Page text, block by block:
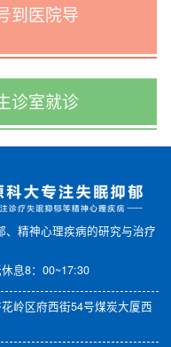
到医院导
诊室就诊
、精神心理疾病的研究与治疗
息8：00~17:30
岭区府西街54号煤炭大厦西